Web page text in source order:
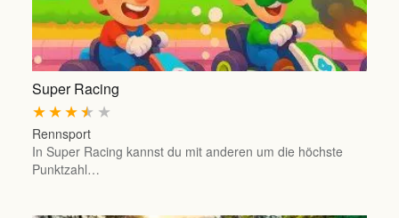
Super Racing
★
★
★
★
★
Rennsport
In Super Racing kannst du mit anderen um die höchste
Punktzahl…